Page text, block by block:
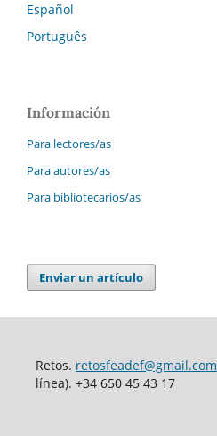
Español
Português
Información
Para lectores/as
Para autores/as
Para bibliotecarios/as
Enviar un artículo
Retos. retosfeadef@gmail.com
línea). +34 650 45 43 17